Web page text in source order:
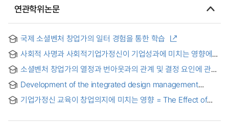
연관학위논문
국제 소셜벤처 창업가의 일터 경험을 통한 학습
사회적 사명과 사회적기업가정신이 기업성과에 미치는 영향에
on the Effects of Social Mission and Social
Entrepreneurship on the Performance : focused on the
moderating effects of start-up incubating supports
소셜벤처 창업가의 열정과 번아웃과의 관계 및 결정 요인에 관한
Development of the integrated design management
기업가정신 교육이 창업의지에 미치는 영향 = The Effect of